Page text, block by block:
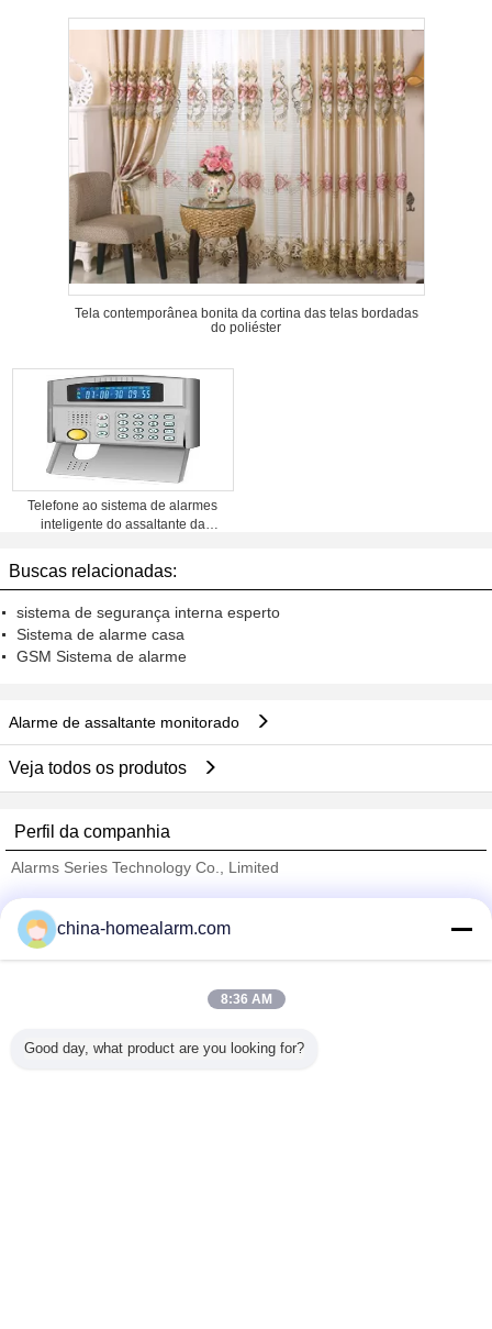
Tela contemporânea bonita da cortina das telas bordadas
do poliéster
Telefone ao sistema de alarmes
inteligente do assaltante da
da rede
Buscas relacionadas:
sistema de segurança interna esperto
Sistema de alarme casa
GSM Sistema de alarme
Alarme de assaltante monitorado
Veja todos os produtos
Perfil da companhia
Alarms Series Technology Co., Limited
Trust Seal
Verified Suplier
Todos os Produtos
china-homealarm.com
8:36 AM
Good day, what product are you looking for?